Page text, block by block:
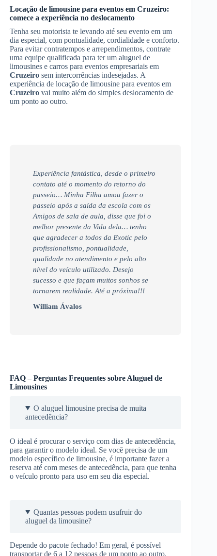
Locação de limousine para eventos em Cruzeiro:
comece a experiência no deslocamento
Tenha seu motorista te levando até seu evento em um
dia especial, com pontualidade, cordialidade e conforto.
Para evitar contratempos e arrependimentos, contrate
uma equipe qualificada para ter um aluguel de
limousines e carros para eventos empresariais em
Cruzeiro sem intercorrências indesejadas. A
experiência de locação de limousine para eventos em
Cruzeiro vai muito além do simples deslocamento de
um ponto ao outro.
Experiência fantástica, desde o primeiro
contato até o momento do retorno do
passeio… Minha Filha amou fazer o
passeio após a saída da escola com os
Amigos de sala de aula, disse que foi o
melhor presente da Vida dela… tenho
que agradecer a todos da Exotic pelo
profissionalismo, pontualidade,
qualidade no atendimento e pelo alto
nível do veículo utilizado. Desejo
sucesso e que façam muitos sonhos se
tornarem realidade. Até a próxima!!!
William Ávalos
FAQ – Perguntas Frequentes sobre Aluguel de
Limousines
O aluguel limousine precisa de muita
antecedência?
O ideal é procurar o serviço com dias de antecedência,
para garantir o modelo ideal. Se você precisa de um
modelo específico de limousine, é importante fazer a
reserva até com meses de antecedência, para que tenha
o veículo pronto para uso em seu dia especial.
Quantas pessoas podem usufruir do
aluguel da limousine?
Depende do pacote fechado! Em geral, é possível
transportar de 6 a 12 pessoas de um ponto ao outro,